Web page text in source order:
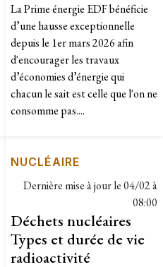
La Prime énergie EDF bénéficie
d’une hausse exceptionnelle
depuis le 1er mars 2026 afin
d'encourager les travaux
d’économies d’énergie qui
chacun le sait est celle que l'on ne
consomme pas....
NUCLÉAIRE
Dernière mise à jour le04/02 à
08:00
Déchets nucléaires
Types et durée de vie
radioactivité